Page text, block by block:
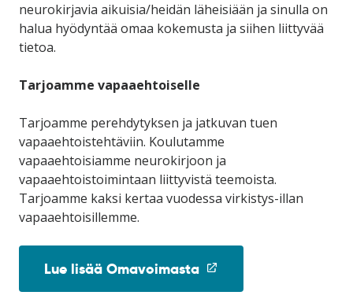
neurokirjavia aikuisia/heidän läheisiään ja sinulla on
halua hyödyntää omaa kokemusta ja siihen liittyvää
tietoa.
Tarjoamme vapaaehtoiselle
Tarjoamme perehdytyksen ja jatkuvan tuen
vapaaehtoistehtäviin. Koulutamme
vapaaehtoisiamme neurokirjoon ja
vapaaehtoistoimintaan liittyvistä teemoista.
Tarjoamme kaksi kertaa vuodessa virkistys-illan
vapaaehtoisillemme.
Lue lisää Omavoimasta(linkki
avataan